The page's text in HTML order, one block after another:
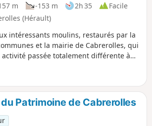
m -153 m 2h 35
Facile
(Hérault)
intéressants moulins, restaurés par la
et la mairie de Cabrerolles, qui
passée totalement différente à
viticole.
Patrimoine de Cabrerolles